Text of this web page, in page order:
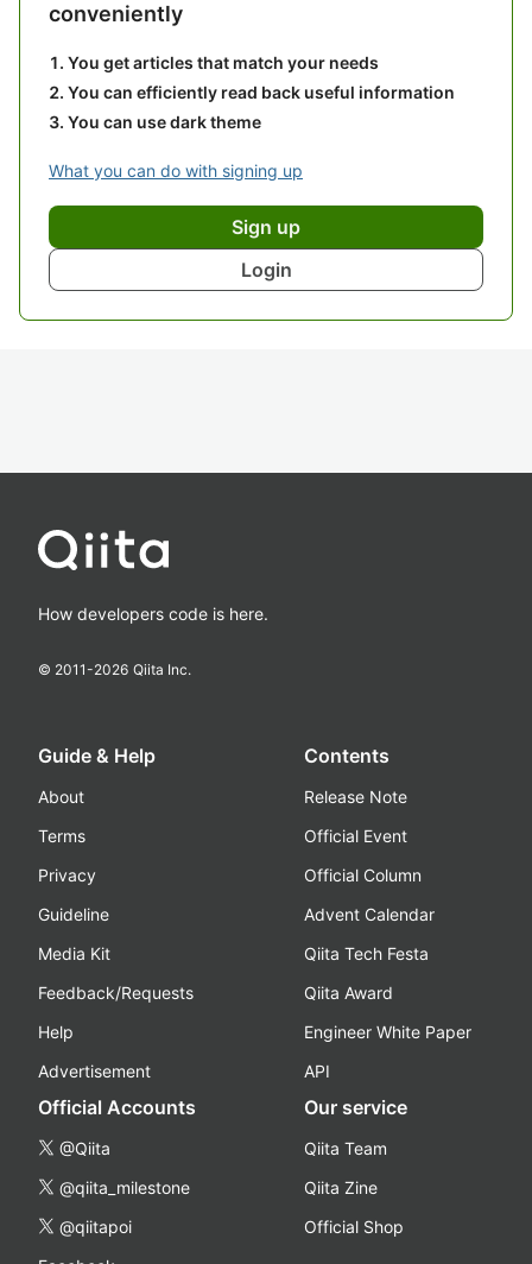
conveniently
You get articles that match your needs
You can efficiently read back useful information
You can use dark theme
What you can do with signing up
Sign up
Login
How developers code is here.
© 2011-2026 Qiita Inc.
Guide & Help
About
Terms
Privacy
Guideline
Media Kit
Feedback/Requests
Help
Advertisement
Contents
Release Note
Official Event
Official Column
Advent Calendar
Qiita Tech Festa
Qiita Award
Engineer White Paper
API
Official Accounts
@Qiita
@qiita_milestone
@qiitapoi
Our service
Qiita Team
Qiita Zine
Official Shop